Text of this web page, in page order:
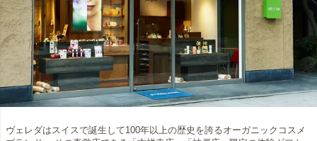
ヴェレダはスイスで誕生して100年以上の歴史を誇るオーガニックコスメ